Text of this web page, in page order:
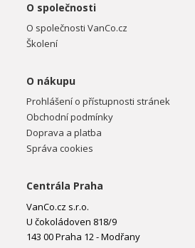
O společnosti
O společnosti VanCo.cz
Školení
O nákupu
Prohlášení o přístupnosti stránek
Obchodní podmínky
Doprava a platba
Správa cookies
Centrála Praha
VanCo.cz s.r.o.
U čokoládoven 818/9
143 00 Praha 12 - Modřany